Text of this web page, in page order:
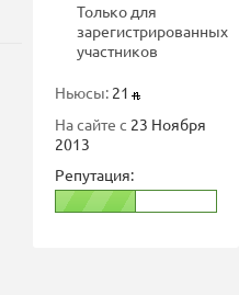
Только для
зарегистрированных
участников
Ньюсы: 21
На сайте с 23 Ноября
2013
Репутация: